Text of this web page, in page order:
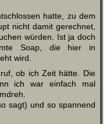
hatte, zu dem
nicht damit gerechnet,
würden. Ist ja doch
Soap, die hier in
wird.
ob ich Zeit hätte. Die
ich war einfach mal
sagt) und so spannend